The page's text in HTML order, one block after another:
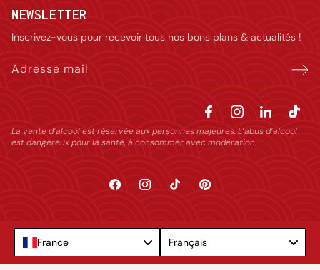
NEWSLETTER
Inscrivez-vous pour recevoir tous nos bons plans & actualités !
Adresse mail
La vente d’alcool est réservée aux personnes majeures. L’abus d’alcool
est dangereux pour la santé, à consommer avec modération.
FacebookInstagramTikTok Pinterest
France Français